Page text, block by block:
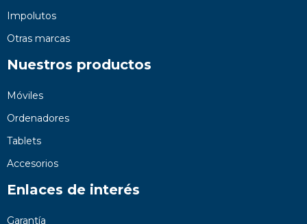
Impolutos
Otras marcas
Nuestros productos
Móviles
Ordenadores
Tablets
Accesorios
Enlaces de interés
Garantía